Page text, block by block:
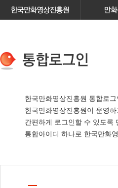
한국만화영상진흥원 통합로
한국만화영상진흥원이 운영하
간편하게 로그인할 수 있도록
통합아이디 하나로 한국만화